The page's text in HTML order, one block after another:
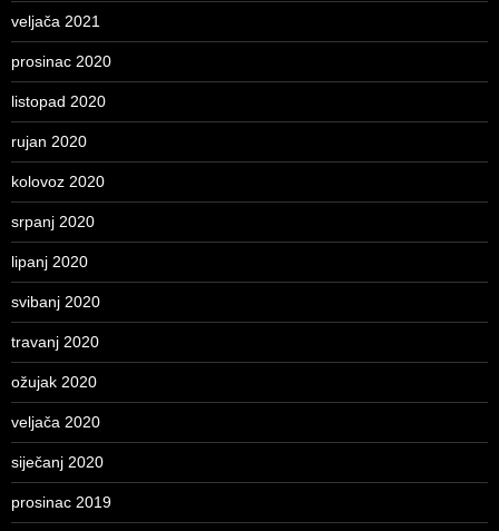
veljača 2021
prosinac 2020
listopad 2020
rujan 2020
kolovoz 2020
srpanj 2020
lipanj 2020
svibanj 2020
travanj 2020
ožujak 2020
veljača 2020
siječanj 2020
prosinac 2019